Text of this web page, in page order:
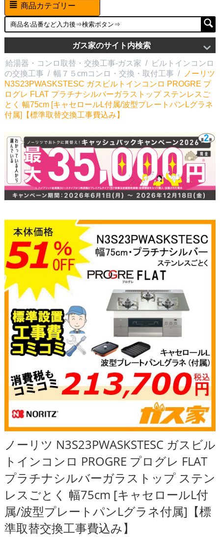
商品カテゴリー
ガス家のサイト内検索
給湯器・コンロ取替・交換工事-ガス家 /
ビルトインコンロ
の交換工事 / 幅７５cmコンロ・交換・取付工事 /
ノーリツ
N3S23PWASKSTESC ガスビルトインコンロ PROGRE プ
ログレ FLAT プラチナシルバーガラストップ ステンレスご
とく 幅75cm [キャセロールL付属/波型プレートパンLグラネ
付属]【標準取替交換工事費込み】
ノーリツ N3S23PWASKSTESC ガスビル
トインコンロ PROGRE プログレ FLAT
プラチナシルバーガラストップ ステン
レスごとく 幅75cm [キャセロールL付
属/波型プレートパンLグラネ付属]【標
準取替交換工事費込み】